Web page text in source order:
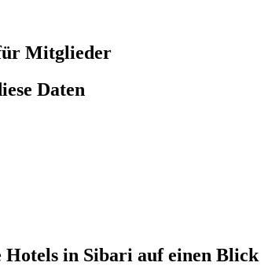
Mitglieder
Daten
in Sibari auf einen Blick